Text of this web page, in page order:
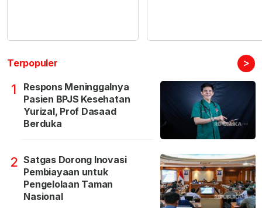
Terpopuler >
1
Respons Meninggalnya
Pasien BPJS Kesehatan
Yurizal, Prof Dasaad
Berduka
2 Satgas Dorong Inovasi
Pembiayaan untuk
Pengelolaan Taman
Nasional